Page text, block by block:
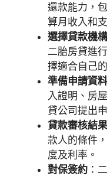
還款能力，
算月收入和
選擇貸款機構
二胎房貸進
擇適合自己
準備申請資料
入證明、房
貸公司提出
貸款審核結果
款人的條件
度及利率。
對保簽約 ：